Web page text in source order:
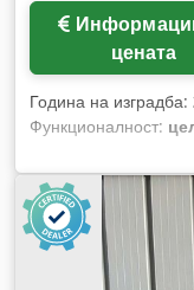
цената
Година на изградба:
Функционалност: